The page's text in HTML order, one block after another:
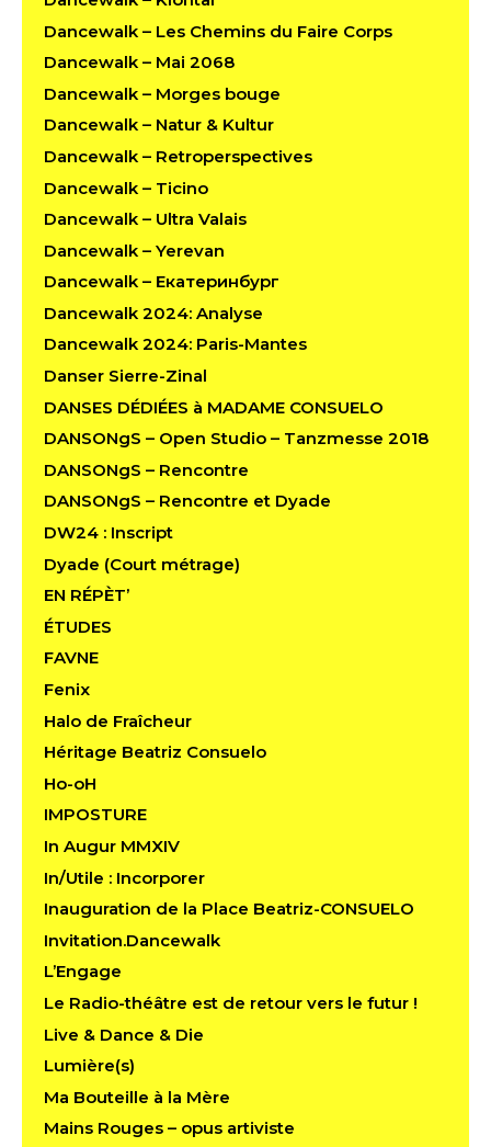
Dancewalk – Les Chemins du Faire Corps
Dancewalk – Mai 2068
Dancewalk – Morges bouge
Dancewalk – Natur & Kultur
Dancewalk – Retroperspectives
Dancewalk – Ticino
Dancewalk – Ultra Valais
Dancewalk – Yerevan
Dancewalk – Екатеринбург
Dancewalk 2024: Analyse
Dancewalk 2024: Paris-Mantes
Danser Sierre-Zinal
DANSES DÉDIÉES à MADAME CONSUELO
DANSONgS – Open Studio – Tanzmesse 2018
DANSONgS – Rencontre
DANSONgS – Rencontre et Dyade
DW24 : Inscript
Dyade (Court métrage)
EN RÉPÈT’
ÉTUDES
FAVNE
Fenix
Halo de Fraîcheur
Héritage Beatriz Consuelo
Ho-oH
IMPOSTURE
In Augur MMXIV
In/Utile : Incorporer
Inauguration de la Place Beatriz-CONSUELO
Invitation.Dancewalk
L’Engage
Le Radio-théâtre est de retour vers le futur !
Live & Dance & Die
Lumière(s)
Ma Bouteille à la Mère
Mains Rouges – opus artiviste